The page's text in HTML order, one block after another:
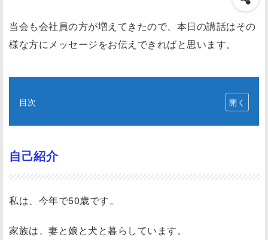
当会も会社員の方が増えてきたので、本日の講話はその
様な方にメッセージをお伝えできればと思います。
目次
紹
介
独
立
倫
自己紹介
私は、今年で50歳です。
家族は、妻と娘と犬と暮らしています。